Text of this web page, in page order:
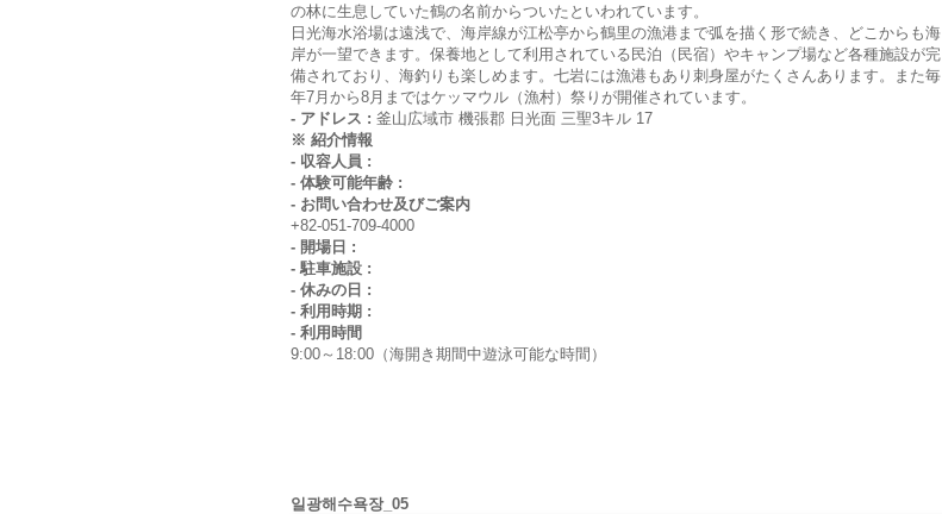
の林に生息していた鶴の名前からついたといわれています。
日光海水浴場は遠浅で、海岸線が江松亭から鶴里の漁港まで弧を描く形で続き、どこからも海
岸が一望できます。保養地として利用されている民泊（民宿）やキャンプ場など各種施設が完
備されており、海釣りも楽しめます。七岩には漁港もあり刺身屋がたくさんあります。また毎
年7月から8月まではケッマウル（漁村）祭りが開催されています。
- アドレス : 釜山広域市 機張郡 日光面 三聖3キル 17
※ 紹介情報
- 収容人員 :
- 体験可能年齢 :
- お問い合わせ及びご案内
+82-051-709-4000
- 開場日 :
- 駐車施設 :
- 休みの日 :
- 利用時期 :
- 利用時間
9:00～18:00（海開き期間中遊泳可能な時間）
일광해수욕장_05